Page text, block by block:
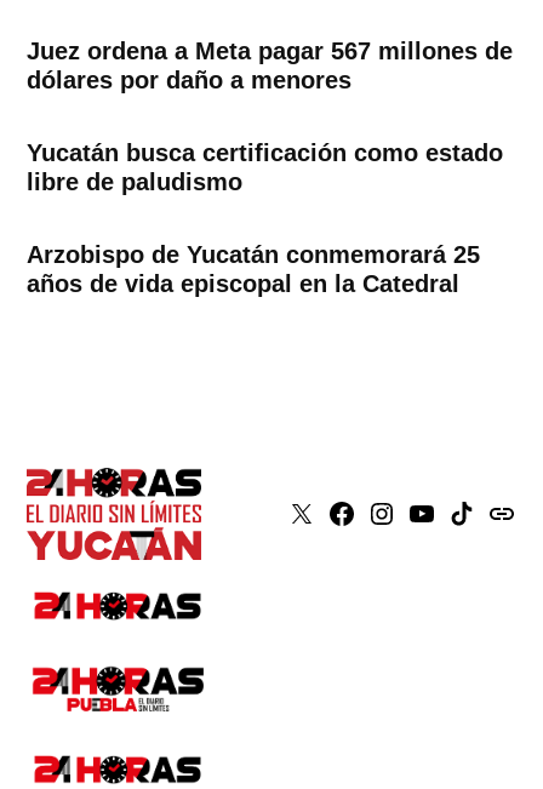
Juez ordena a Meta pagar 567 millones de
dólares por daño a menores
Yucatán busca certificación como estado
libre de paludismo
Arzobispo de Yucatán conmemorará 25
años de vida episcopal en la Catedral
X Faceboook
Instagram
YoutubeTiktokissuu